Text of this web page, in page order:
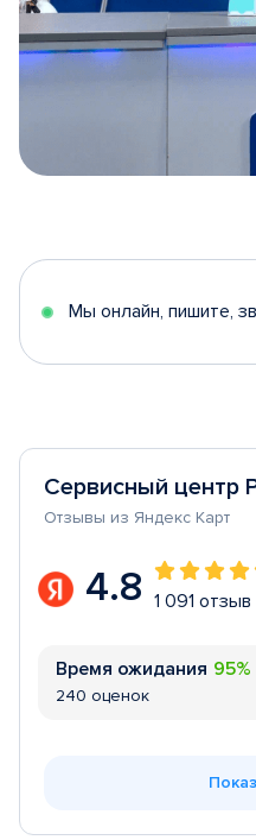
5
Мы онлайн, пишите,
Сервисный центр
Отзывы из Яндекс Карт
4.8 1 091 отзыв
Время ожидания 95%
240 оценок